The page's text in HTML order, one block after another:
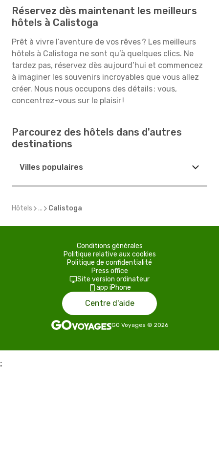
Réservez dès maintenant les meilleurs
hôtels à Calistoga
Prêt à vivre l’aventure de vos rêves ? Les meilleurs
hôtels à Calistoga ne sont qu’à quelques clics. Ne
tardez pas, réservez dès aujourd’hui et commencez
à imaginer les souvenirs incroyables que vous allez
créer. Nous nous occupons des détails : vous,
concentrez-vous sur le plaisir !
Parcourez des hôtels dans d'autres
destinations
Villes populaires
Hôtels ... Calistoga
Conditions générales
Politique relative aux cookies
Politique de confidentialité
Press office
Site version ordinateur
app iPhone
Centre d'aide
GO Voyages © 2026
;